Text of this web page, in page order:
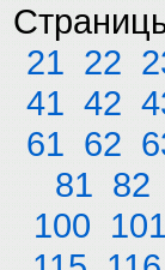
21 22
41 42
61 62
81 82
100 101